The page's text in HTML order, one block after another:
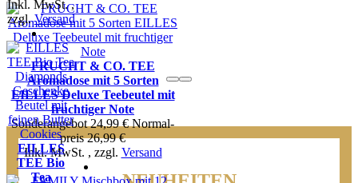
FRUCHT & CO. TEE
Aromadose mit 5 Sorten
EILLES Deluxe Teebeutel mit
fruchtiger Note
Sonderangebot 24,99 € Normal­
preis 26,99 €
Inkl. MwSt. , zzgl. Versand
Inkl. MwSt.,
zzgl.Versand
EILLES
TEE Bio
Tea